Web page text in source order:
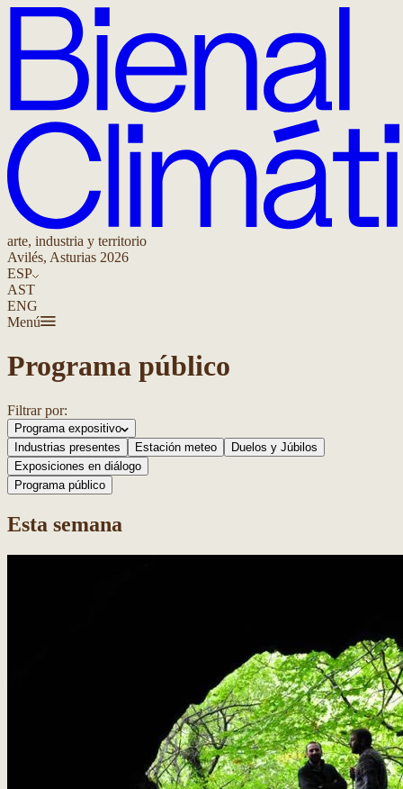
arte, industria y territorio
Avilés, Asturias 2026
ESP
AST
ENG
Menú
Programa público
Filtrar por:
Programa expositivo
Industrias presentes
Estación meteo
Duelos y Júbilos
Exposiciones en diálogo
Programa público
Esta semana